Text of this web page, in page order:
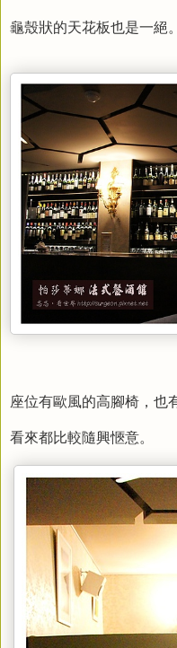
龜殼狀的天花板也是一絕。
座位有歐風的高腳椅，也
看來都比較隨興愜意。